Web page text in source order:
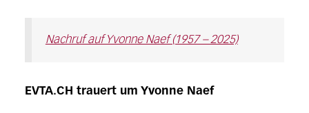
Nachruf auf Yvonne Naef (1957 – 2025)
EVTA.CH trauert um Yvonne Naef